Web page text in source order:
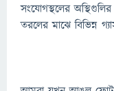
সংযোগস্থলের
তরলের মাঝে বিভিন্ন